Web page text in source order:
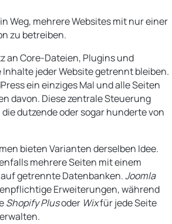
Weg, mehrere Websites mit nur einer
zu betreiben.
an Core-Dateien, Plugins und
jeder Website getrennt bleiben.
ein einziges Mal und alle Seiten
davon. Diese zentrale Steuerung
dutzende oder sogar hunderte von
bieten Varianten derselben Idee.
mehrere Seiten mit einem
getrennte Datenbanken.Joomla
Erweiterungen, während
Shopify Plusoder Wixfür jede Seite